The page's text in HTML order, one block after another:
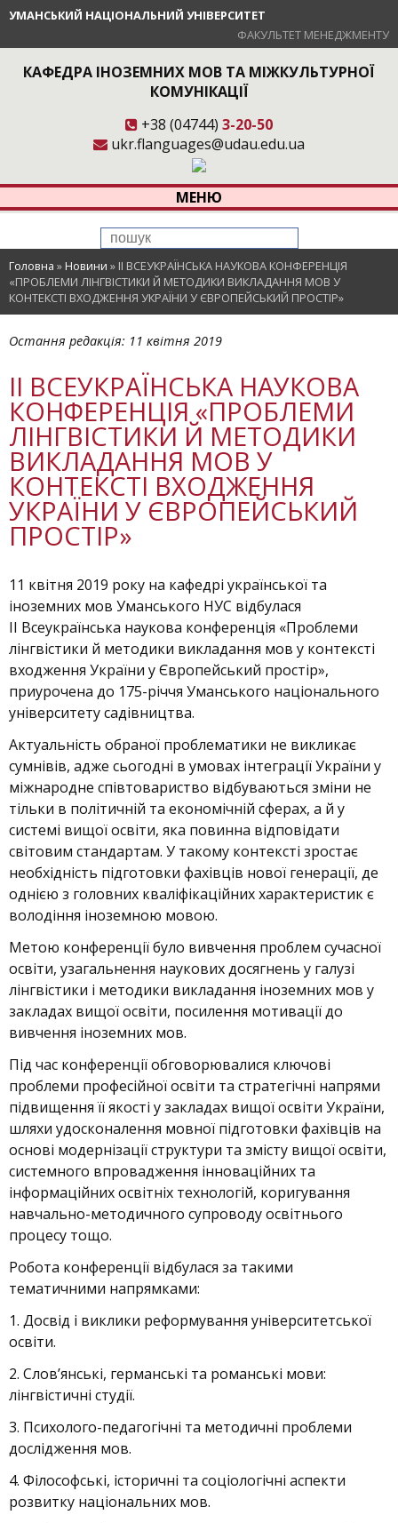
УМАНСЬКИЙ НАЦІОНАЛЬНИЙ УНІВЕРСИТЕТ
ФАКУЛЬТЕТ МЕНЕДЖМЕНТУ
КАФЕДРА ІНОЗЕМНИХ МОВ ТА МІЖКУЛЬТУРНОЇ
КОМУНІКАЦІЇ
+38 (04744) 3-20-50
ukr.flanguages@udau.edu.ua
МЕНЮ
Головна »Новини » ІІ ВСЕУКРАЇНСЬКА НАУКОВА КОНФЕРЕНЦІЯ
«ПРОБЛЕМИ ЛІНГВІСТИКИ Й МЕТОДИКИ ВИКЛАДАННЯ МОВ У
КОНТЕКСТІ ВХОДЖЕННЯ УКРАЇНИ У ЄВРОПЕЙСЬКИЙ ПРОСТІР»
Остання редакція: 11 квітня 2019
ІІ ВСЕУКРАЇНСЬКА НАУКОВА
КОНФЕРЕНЦІЯ «ПРОБЛЕМИ
ЛІНГВІСТИКИ Й МЕТОДИКИ
ВИКЛАДАННЯ МОВ У
КОНТЕКСТІ ВХОДЖЕННЯ
УКРАЇНИ У ЄВРОПЕЙСЬКИЙ
ПРОСТІР»
11 квітня 2019 року на кафедрі української та
іноземних мов Уманського НУС відбулася
ІІ Всеукраїнська наукова конференція «Проблеми
лінгвістики й методики викладання мов у контексті
входження України у Європейський простір»,
приурочена до 175-річчя Уманського національного
університету садівництва.
Актуальність обраної проблематики не викликає
сумнівів, адже сьогодні в умовах інтеграції України у
міжнародне співтовариство відбуваються зміни не
тільки в політичній та економічній сферах, а й у
системі вищої освіти, яка повинна відповідати
світовим стандартам. У такому контексті зростає
необхідність підготовки фахівців нової генерації, де
однією з головних кваліфікаційних характеристик є
володіння іноземною мовою.
Метою конференції було вивчення проблем сучасної
освіти, узагальнення наукових досягнень у галузі
лінгвістики і методики викладання іноземних мов у
закладах вищої освіти, посилення мотивації до
вивчення іноземних мов.
Під час конференції обговорювалися ключові
проблеми професійної освіти та стратегічні напрями
підвищення її якості у закладах вищої освіти України,
шляхи удосконалення мовної підготовки фахівців на
основі модернізації структури та змісту вищої освіти,
системного впровадження інноваційних та
інформаційних освітніх технологій, коригування
навчально-методичного супроводу освітнього
процесу тощо.
Робота конференції відбулася за такими
тематичними напрямками:
1. Досвід і виклики реформування університетської
освіти.
2. Слов’янські, германські та романські мови:
лінгвістичні студії.
3. Психолого-педагогічні та методичні проблеми
дослідження мов.
4. Філософські, історичні та соціологічні аспекти
розвитку національних мов.